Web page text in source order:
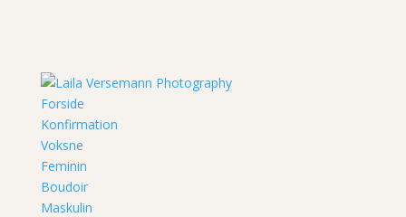
Forside
Konfirmation
Voksne
Feminin
Boudoir
Maskulin